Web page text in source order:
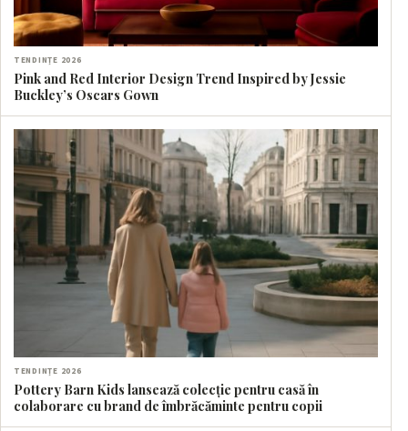
TENDINȚE 2026
Pink and Red Interior Design Trend Inspired by Jessie
Buckley’s Oscars Gown
TENDINȚE 2026
Pottery Barn Kids lansează colecție pentru casă în
colaborare cu brand de îmbrăcăminte pentru copii